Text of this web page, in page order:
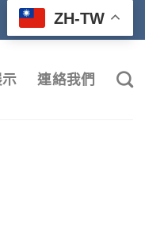
ZH-TW
連絡我們